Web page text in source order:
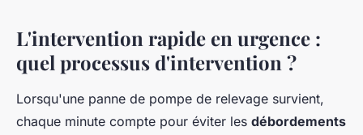
L'intervention rapide en urgence :
quel processus d'intervention ?
Lorsqu'une panne de pompe de relevage survient,
chaque minute compte pour éviter les débordements